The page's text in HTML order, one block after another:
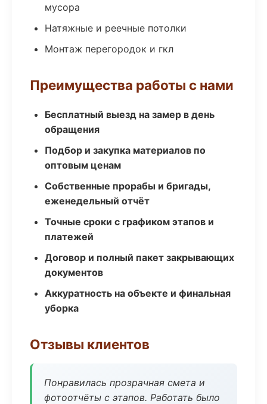
мусора
Натяжные и реечные потолки
Монтаж перегородок и гкл
Преимущества работы с нами
Бесплатный выезд на замер в день
обращения
Подбор и закупка материалов по
оптовым ценам
Собственные прорабы и бригады,
еженедельный отчёт
Точные сроки с графиком этапов и
платежей
Договор и полный пакет закрывающих
документов
Аккуратность на объекте и финальная
уборка
Отзывы клиентов
Понравилась прозрачная смета и
фотоотчёты с этапов. Работать было